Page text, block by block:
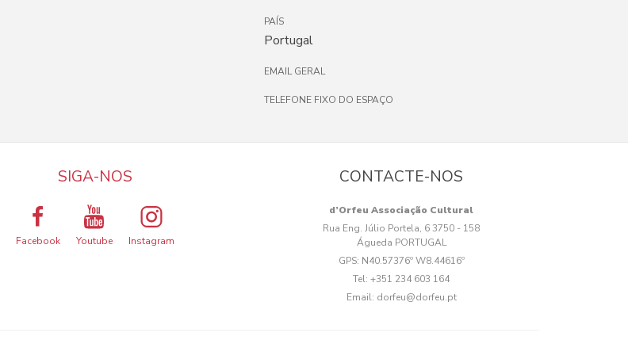
PAÍS
Portugal
EMAIL GERAL
TELEFONE FIXO DO ESPAÇO
SIGA-NOS
Facebook Youtube Instagram
CONTACTE-NOS
d’Orfeu Associação Cultural
Rua Eng. Júlio Portela, 6 3750 - 158
Águeda PORTUGAL
GPS: N40.57376º W8.44616º
Tel:+351 234 603 164
Email: dorfeu@dorfeu.pt